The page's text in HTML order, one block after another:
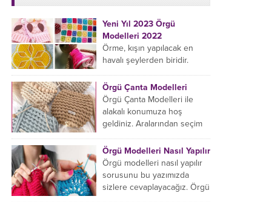
Yeni Yıl 2023 Örgü
Modelleri 2022
Örme, kışın yapılacak en
havalı şeylerden biridir.
bir parça eklemeyi ve
sevdiklerinize hediye etmeyi
öğrenmeye yeni
başlıyorsanız...
Örgü Çanta Modelleri
Örgü Çanta Modelleri ile
alakalı konumuza hoş
geldiniz. Aralarından seçim
çanta modelleri var ama
hangisinin size uygun...
Örgü Modelleri Nasıl Yapılır
Örgü modelleri nasıl yapılır
sorusunu bu yazımızda
sizlere cevaplayacağız. Örgü